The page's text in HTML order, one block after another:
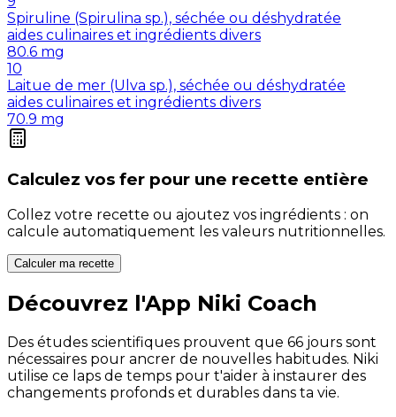
Spiruline (Spirulina sp.), séchée ou déshydratée
aides culinaires et ingrédients divers
80.6 mg
10
Laitue de mer (Ulva sp.), séchée ou déshydratée
aides culinaires et ingrédients divers
70.9 mg
Calculez vos fer pour une recette entière
Collez votre recette ou ajoutez vos ingrédients : on
calcule automatiquement les valeurs nutritionnelles.
Calculer ma recette
Découvrez l'App Niki Coach
Des études scientifiques prouvent que 66 jours sont
nécessaires pour ancrer de nouvelles habitudes. Niki
utilise ce laps de temps pour t'aider à instaurer des
changements profonds et durables dans ta vie.